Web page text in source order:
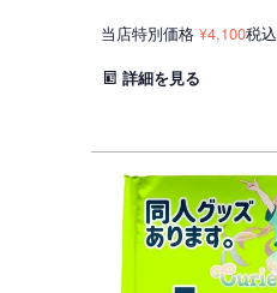
当店特別価格 ¥4,100税込
詳細を見る